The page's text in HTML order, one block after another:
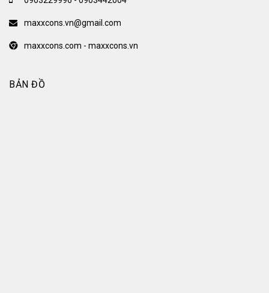
maxxcons.vn@gmail.com
maxxcons.com - maxxcons.vn
BẢN ĐỒ